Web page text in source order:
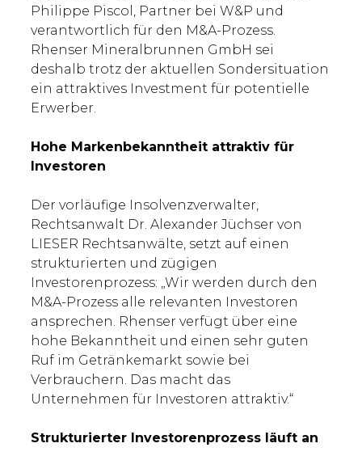
Philippe Piscol, Partner bei W&P und
verantwortlich für den M&A-Prozess.
Rhenser Mineralbrunnen GmbH sei
deshalb trotz der aktuellen Sondersituation
ein attraktives Investment für potentielle
Erwerber.
Hohe Markenbekanntheit attraktiv für
Investoren
Der vorläufige Insolvenzverwalter,
Rechtsanwalt Dr. Alexander Jüchser von
LIESER Rechtsanwälte, setzt auf einen
strukturierten und zügigen
Investorenprozess: „Wir werden durch den
M&A-Prozess alle relevanten Investoren
ansprechen. Rhenser verfügt über eine
hohe Bekanntheit und einen sehr guten
Ruf im Getränkemarkt sowie bei
Verbrauchern. Das macht das
Unternehmen für Investoren attraktiv.“
Strukturierter Investorenprozess läuft an